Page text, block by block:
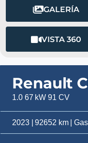
GALERÍA
VISTA 360
Renault
1.0 67 kW 91 CV
2023 | 92652 km |